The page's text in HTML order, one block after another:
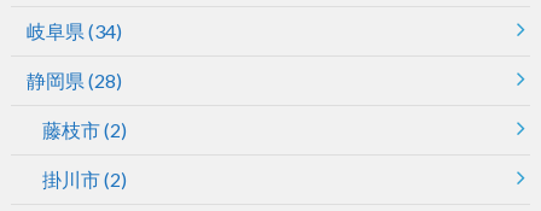
岐阜県 (34)
静岡県 (28)
藤枝市(2)
掛川市(2)